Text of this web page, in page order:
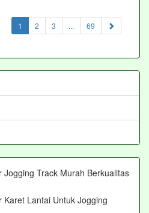
1 (current)
2 3 ... 69